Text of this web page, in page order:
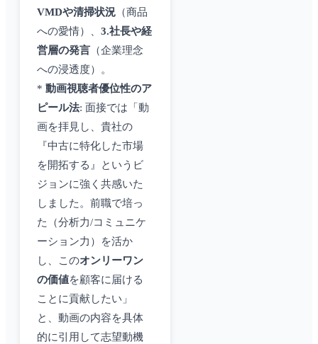
VMDや清掃状況 （商品
への愛情）、 3.社長や経
営層の発言 （企業理念
への浸透度）。
* 動画視聴者優位性のア
ピール法: 面接では「動
画を拝見し、貴社の
『中古に特化した市場
を開拓する』というビ
ジョンに強く共感いた
しました。前職で培っ
た（分析力/コミュニケ
ーション力）を活か
し、このオンリーワン
の価値を顧客に届ける
ことに貢献したい」
と、動画の内容を具体
的に引用して志望動機